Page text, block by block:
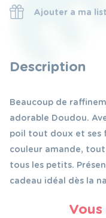
Ajouter a ma
Description
Beaucoup de
adorable Doudou.
poil tout doux et ses
couleur amande,
tous les petits.
cadeau idéal dès la